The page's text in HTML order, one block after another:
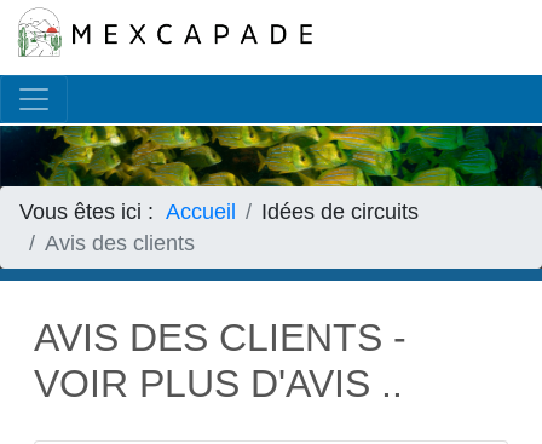
Vous êtes ici : Accueil
Idées de circuits
Avis des clients
AVIS DES CLIENTS -
VOIR PLUS D'AVIS ..